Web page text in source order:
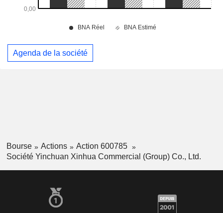
Agenda de la société
Bourse Actions
Action 600785
Société Yinchuan Xinhua Commercial (Group) Co., Ltd.